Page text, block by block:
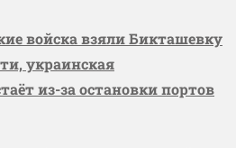
войска взяли Бикташевку
украинская
из-за остановки портов